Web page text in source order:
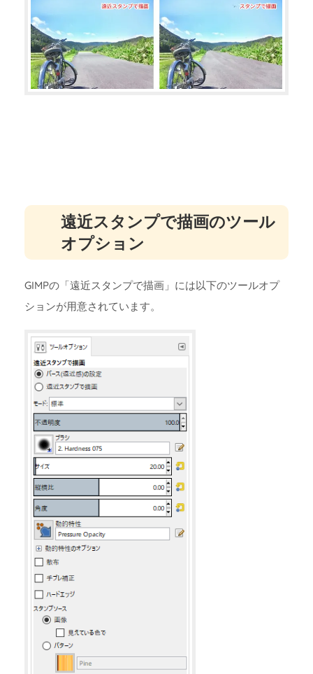
遠近スタンプで描画のツール
オプション
GIMPの「遠近スタンプで描画」には以下のツールオプ
ションが用意されています。